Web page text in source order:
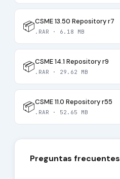
📦CSME 13.50 Repository r7
.RAR · 6.18 MB
📦CSME 14.1 Repository r9
.RAR · 29.62 MB
📦CSME 11.0 Repository r55
.RAR · 52.65 MB
Preguntas frecuentes